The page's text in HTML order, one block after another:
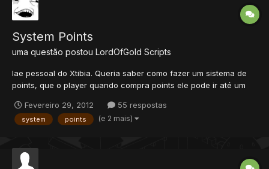
System Points
uma questão postou LordOfGold Scripts
Iae pessoal do Xtibia. Queria saber como fazer um sistema de
points, que o player quando compra points ele pode ir até um
foi até o sala de itens, e quis comprar o item "Wand Vip" a wand
custa 30 points, e o player "Manolo" tem 40, ai...
Fevereiro 29, 2012 55 respostas
system points (e 2 mais)